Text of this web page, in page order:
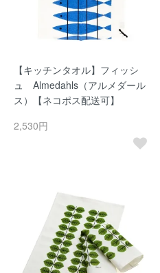
【キッチンタオル】フィッシ
ュ Almedahls（アルメダール
ス）【ネコポス配送可】
2,530円